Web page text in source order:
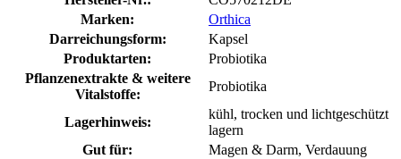
Marken:
Orthica
Darreichungsform:
Kapsel
Produktarten:
Probiotika
Pflanzenextrakte & weitere
Vitalstoffe:
Probiotika
Lagerhinweis:
kühl, trocken und lichtgeschützt
lagern
Gut für:
Magen & Darm, Verdauung